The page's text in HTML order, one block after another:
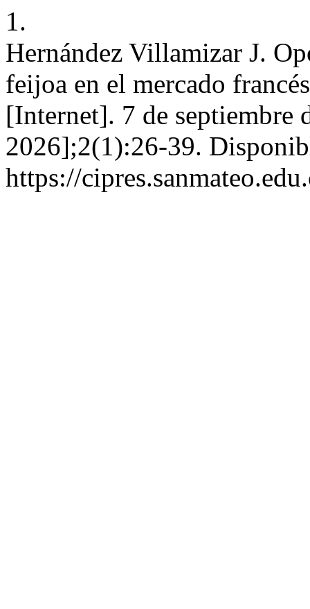
1.
Hernández Villamizar J.
feijoa en el mercado
[Internet]. 7 de septiembre
2026];2(1):26-39.
https://